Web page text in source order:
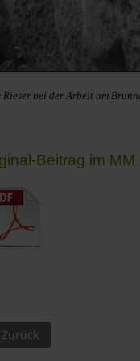
Rieser bei der Arbeit am
Beitrag im
Beitrag:
Zurück